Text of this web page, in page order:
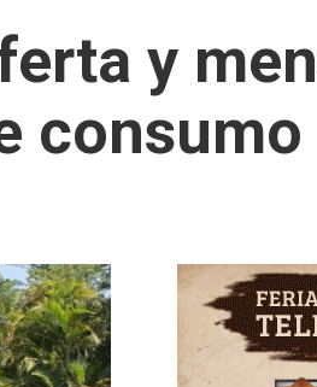
y
consumo